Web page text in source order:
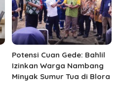
Potensi Cuan Gede: Bahlil
Izinkan Warga Nambang
Minyak Sumur Tua di Blora